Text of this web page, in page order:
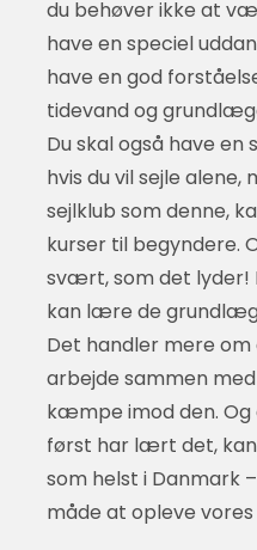
du behøver ikke at
have en speciel
have en god
tidevand og
Du skal også have
hvis du vil sejle alene,
sejlklub som denne,
kurser til begyndere.
svært, som det lyder!
kan lære de
Det handler mere
arbejde sammen
kæmpe imod den. Og
først har lært det,
som helst i Danmark
måde at opleve